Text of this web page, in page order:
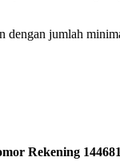
dengan jumlah
Rekening